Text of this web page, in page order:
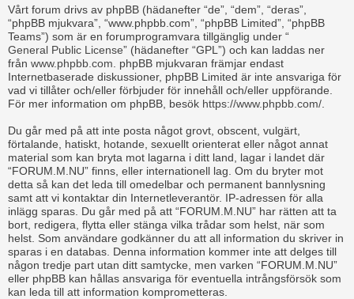
Vårt forum drivs av phpBB (hädanefter “de”, “dem”, “deras”,
“phpBB mjukvara”, “www.phpbb.com”, “phpBB Limited”, “phpBB
Teams”) som är en forumprogramvara tillgänglig under “
General Public License” (hädanefter “GPL”) och kan laddas ner
från www.phpbb.com . phpBB mjukvaran främjar endast
Internetbaserade diskussioner, phpBB Limited är inte ansvariga för
vad vi tillåter och/eller förbjuder för innehåll och/eller uppförande.
För mer information om phpBB, besök https://www.phpbb.com/
Du går med på att inte posta något grovt, obscent, vulgärt,
förtalande, hatiskt, hotande, sexuellt orienterat eller något annat
material som kan bryta mot lagarna i ditt land, lagar i landet där
“FORUM.M.NU” finns, eller internationell lag. Om du bryter mot
detta så kan det leda till omedelbar och permanent bannlysning
samt att vi kontaktar din Internetleverantör. IP-adressen för alla
inlägg sparas. Du går med på att “FORUM.M.NU” har rätten att ta
bort, redigera, flytta eller stänga vilka trådar som helst, när som
helst. Som användare godkänner du att all information du skriver in
sparas i en databas. Denna information kommer inte att delges till
någon tredje part utan ditt samtycke, men varken “FORUM.M.NU”
eller phpBB kan hållas ansvariga för eventuella intrångsförsök som
kan leda till att information komprometteras.